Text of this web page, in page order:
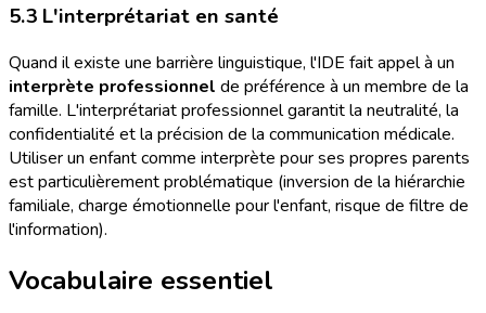
5.3 L'interprétariat en santé
Quand il existe une barrière linguistique, l'IDE fait appel à un
interprète professionnel de préférence à un membre de la
famille. L'interprétariat professionnel garantit la neutralité, la
confidentialité et la précision de la communication médicale.
Utiliser un enfant comme interprète pour ses propres parents
est particulièrement problématique (inversion de la hiérarchie
familiale, charge émotionnelle pour l'enfant, risque de filtre de
l'information).
Vocabulaire essentiel